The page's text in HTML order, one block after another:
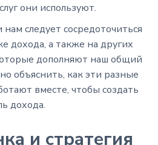
они используют.
следует сосредоточиться
дохода, а также на других
дополняют наш общий
объяснить, как эти разные
вместе, чтобы создать
дохода.
и стратегия